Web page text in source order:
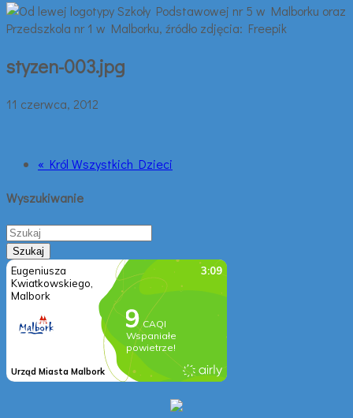
styzen-003.jpg
11 czerwca, 2012
« Król Wszystkich Dzieci
Wyszukiwanie